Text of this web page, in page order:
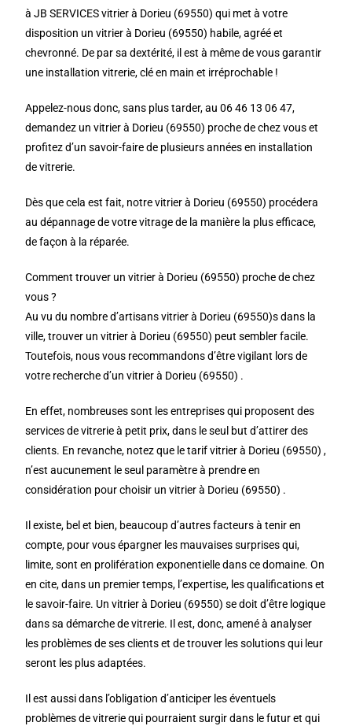
à JB SERVICES vitrier à Dorieu (69550) qui met à votre
disposition un vitrier à Dorieu (69550) habile, agréé et
chevronné. De par sa dextérité, il est à même de vous garantir
une installation vitrerie, clé en main et irréprochable !
Appelez-nous donc, sans plus tarder, au 06 46 13 06 47,
demandez un vitrier à Dorieu (69550) proche de chez vous et
profitez d’un savoir-faire de plusieurs années en installation
de vitrerie.
Dès que cela est fait, notre vitrier à Dorieu (69550) procédera
au dépannage de votre vitrage de la manière la plus efficace,
de façon à la réparée.
Comment trouver un vitrier à Dorieu (69550) proche de chez
vous ?
Au vu du nombre d’artisans vitrier à Dorieu (69550)s dans la
ville, trouver un vitrier à Dorieu (69550) peut sembler facile.
Toutefois, nous vous recommandons d’être vigilant lors de
votre recherche d’un vitrier à Dorieu (69550) .
En effet, nombreuses sont les entreprises qui proposent des
services de vitrerie à petit prix, dans le seul but d’attirer des
clients. En revanche, notez que le tarif vitrier à Dorieu (69550) ,
n’est aucunement le seul paramètre à prendre en
considération pour choisir un vitrier à Dorieu (69550) .
Il existe, bel et bien, beaucoup d’autres facteurs à tenir en
compte, pour vous épargner les mauvaises surprises qui,
limite, sont en prolifération exponentielle dans ce domaine. On
en cite, dans un premier temps, l’expertise, les qualifications et
le savoir-faire. Un vitrier à Dorieu (69550) se doit d’être logique
dans sa démarche de vitrerie. Il est, donc, amené à analyser
les problèmes de ses clients et de trouver les solutions qui leur
seront les plus adaptées.
Il est aussi dans l’obligation d’anticiper les éventuels
problèmes de vitrerie qui pourraient surgir dans le futur et qui